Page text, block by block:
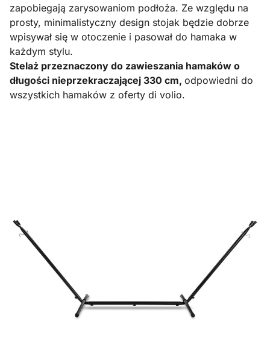
zapobiegają zarysowaniom podłoża. Ze względu na
prosty, minimalistyczny design stojak będzie dobrze
wpisywał się w otoczenie i pasował do hamaka w
każdym stylu.
Stelaż przeznaczony do zawieszania hamaków o
długości nieprzekraczającej 330 cm, odpowiedni do
wszystkich hamaków z oferty di volio.